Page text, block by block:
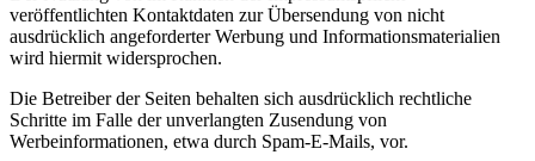
veröffentlichten Kontaktdaten zur Übersendung von nicht
ausdrücklich angeforderter Werbung und Informationsmaterialien
wird hiermit widersprochen.
Die Betreiber der Seiten behalten sich ausdrücklich rechtliche
Schritte im Falle der unverlangten Zusendung von
Werbeinformationen, etwa durch Spam-E-Mails, vor.